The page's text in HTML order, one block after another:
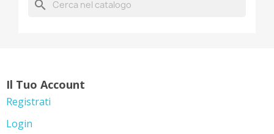
search
Il Tuo Account
Registrati
Login